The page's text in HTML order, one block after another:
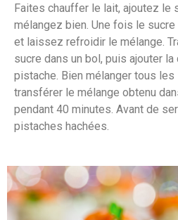
Faites chauffer le lait, ajoutez le
mélangez bien. Une fois le
et laissez refroidir le mélange.
sucre dans un bol, puis ajouter
pistache. Bien mélanger tous
transférer le mélange obtenu
pendant 40 minutes. Avant de
pistaches hachées.